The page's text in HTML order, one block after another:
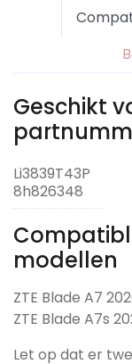
Geschikt
Li3839T43P
8h826348
modellen
ZTE Blade A7
ZTE Blade A7s
Let op dat er